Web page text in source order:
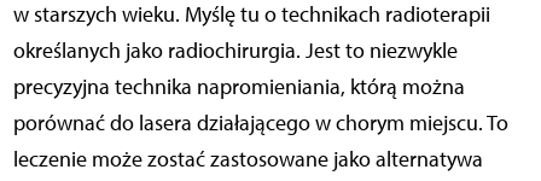
w starszych wieku. Myślę tu o technikach radioterapii
określanych jako radiochirurgia. Jest to niezwykle
precyzyjna technika napromieniania, którą można
porównać do lasera działającego w chorym miejscu. To
leczenie może zostać zastosowane jako alternatywa